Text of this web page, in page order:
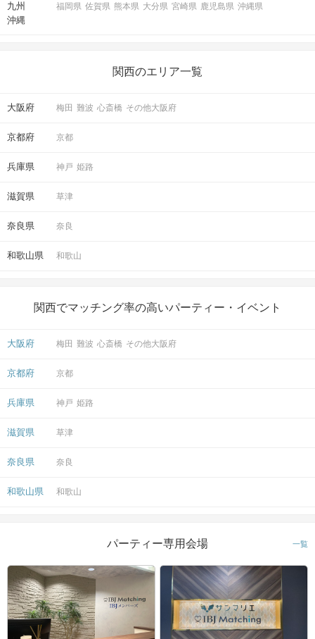
九州
沖縄
福岡県 佐賀県 熊本県 大分県 宮崎県 鹿児島県 沖縄県
関西のエリア一覧
大阪府 梅田 難波 心斎橋 その他大阪府
京都府 京都
兵庫県 神戸 姫路
滋賀県 草津
奈良県 奈良
和歌山県 和歌山
関西でマッチング率の高いパーティー・イベント
大阪府 梅田 難波 心斎橋 その他大阪府
京都府 京都
兵庫県 神戸 姫路
滋賀県 草津
奈良県 奈良
和歌山県 和歌山
パーティー専用会場 一覧